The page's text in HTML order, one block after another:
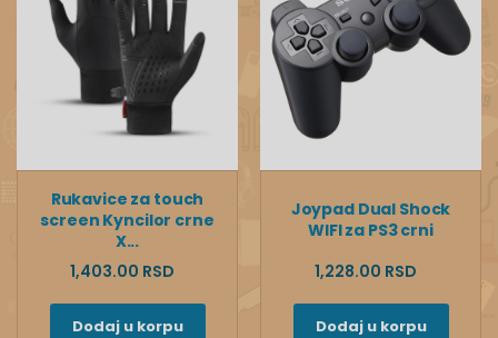
Rukavice za touch
screen Kyncilor crne
X...
1,403.00 RSD
Dodaj u korpu
Joypad Dual Shock
WIFI za PS3 crni
1,228.00 RSD
Dodaj u korpu